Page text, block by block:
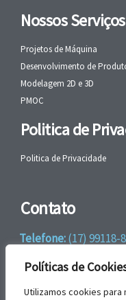
Políticas de
Utilizamos cookies para
Nossos Serviços
Projetos de Máquina
Desenvolvimento de
Modelagem 2D e 3D
PMOC
Politica de
Politica de Privacidade
Contato
Telefone:(17) 99118-
WhatsApp:+55 (17)
email: